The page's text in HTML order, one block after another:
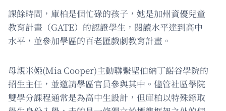
課餘時間，庫柏是個忙碌的孩子，她是加州資優兒童
教育計畫（GATE）的認證學生，閱讀水平達到高中
水平，並參加學區的百老匯戲劇教育計畫。
母親米婭(Mia Cooper)主動聯繫聖伯納丁諾谷學院的
招生主任，並邀請學區官員參與其中。儘管社區學院
雙學分課程通常是為高中生設計，但庫柏以特殊錄取